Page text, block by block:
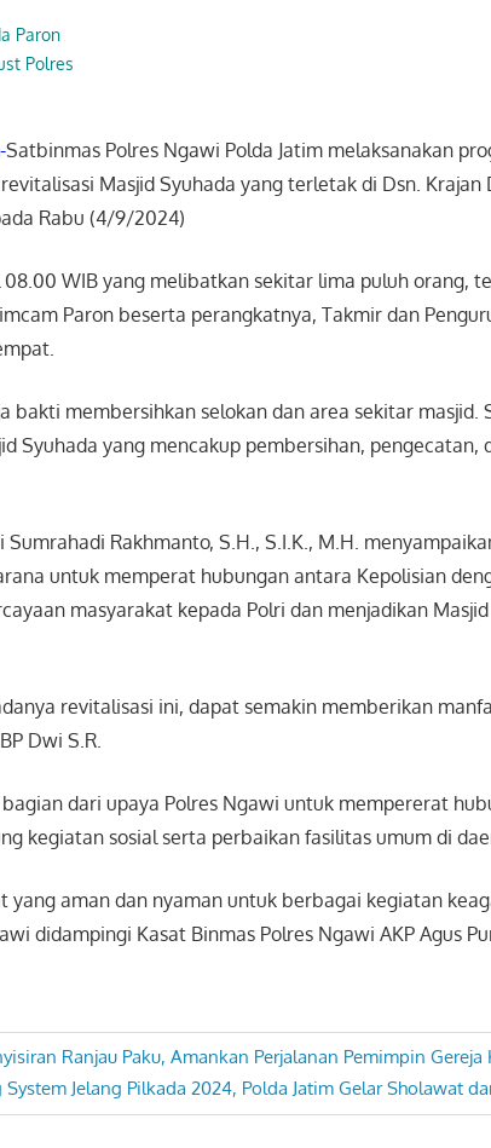
Paron
Polres
Satbinmas Polres Ngawi Polda Jatim melaksanakan
Masjid Syuhada yang terletak di Dsn. Krajan
Rabu (4/9/2024)
WIB yang melibatkan sekitar lima puluh orang,
Paron beserta perangkatnya, Takmir dan
bakti membersihkan selokan dan area sekitar masjid.
Syuhada yang mencakup pembersihan, pengecatan,
Sumrahadi Rakhmanto, S.H., S.I.K., M.H.
untuk memperat hubungan antara Kepolisian
masyarakat kepada Polri dan menjadikan
revitalisasi ini, dapat semakin memberikan
Dwi S.R.
dari upaya Polres Ngawi untuk mempererat
kegiatan sosial serta perbaikan fasilitas umum di
yang aman dan nyaman untuk berbagai kegiatan
didampingi Kasat Binmas Polres Ngawi AKP Agus
Ranjau Paku, Amankan Perjalanan Pemimpin
Jelang Pilkada 2024, Polda Jatim Gelar Sholawat